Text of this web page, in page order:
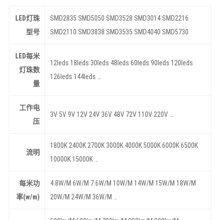
LED灯珠
型号
SMD2835 SMD5050 SMD3528 SMD3014 SMD2216
SMD2110 SMD3838 SMD3535 SMD4040 SMD5730
LED每米
灯珠数
量
12leds 18leds 30leds 48leds 60leds 90leds 120leds
126leds 144leds …
工作电
压
3V 5V 9V 12V 24V 36V 48V 72V 110V 220V …
流明
1800K 2400K 2700K 3000K 4000K 5000K 6000K 6500K
10000K 15000K …
每米功
率(w/m)
4.8W/M 6W/M 7.6W/M 10W/M 14W/M 15W/M 18W/M
20W/M 24W/M 36W/M …